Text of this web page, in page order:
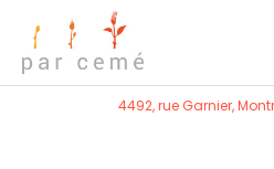
4492, rue Garnier,